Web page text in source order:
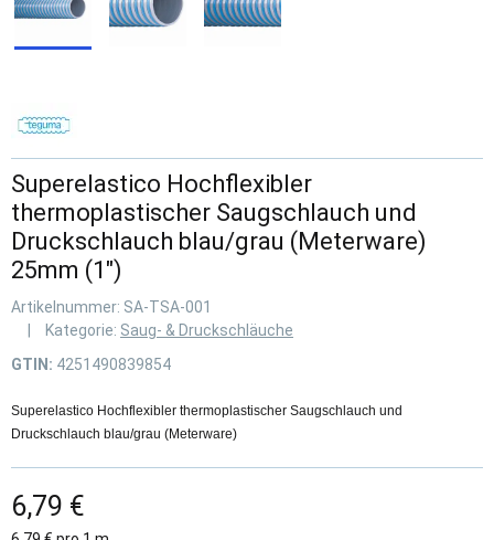
Superelastico Hochflexibler
thermoplastischer Saugschlauch und
Druckschlauch blau/grau (Meterware)
25mm (1")
Artikelnummer: SA-TSA-001
Kategorie: Saug- & Druckschläuche
GTIN: 4251490839854
Superelastico Hochflexibler thermoplastischer Saugschlauch und
Druckschlauch blau/grau (Meterware)
6,79 €